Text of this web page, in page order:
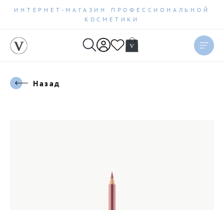
ИНТЕРНЕТ-МАГАЗИН ПРОФЕССИОНАЛЬНОЙ
КОСМЕТИКИ
Назад